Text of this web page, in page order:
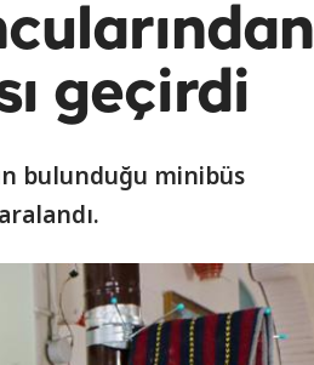
geçirdi
bulunduğu minibüs